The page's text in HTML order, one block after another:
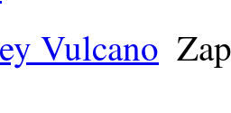
Vulcano